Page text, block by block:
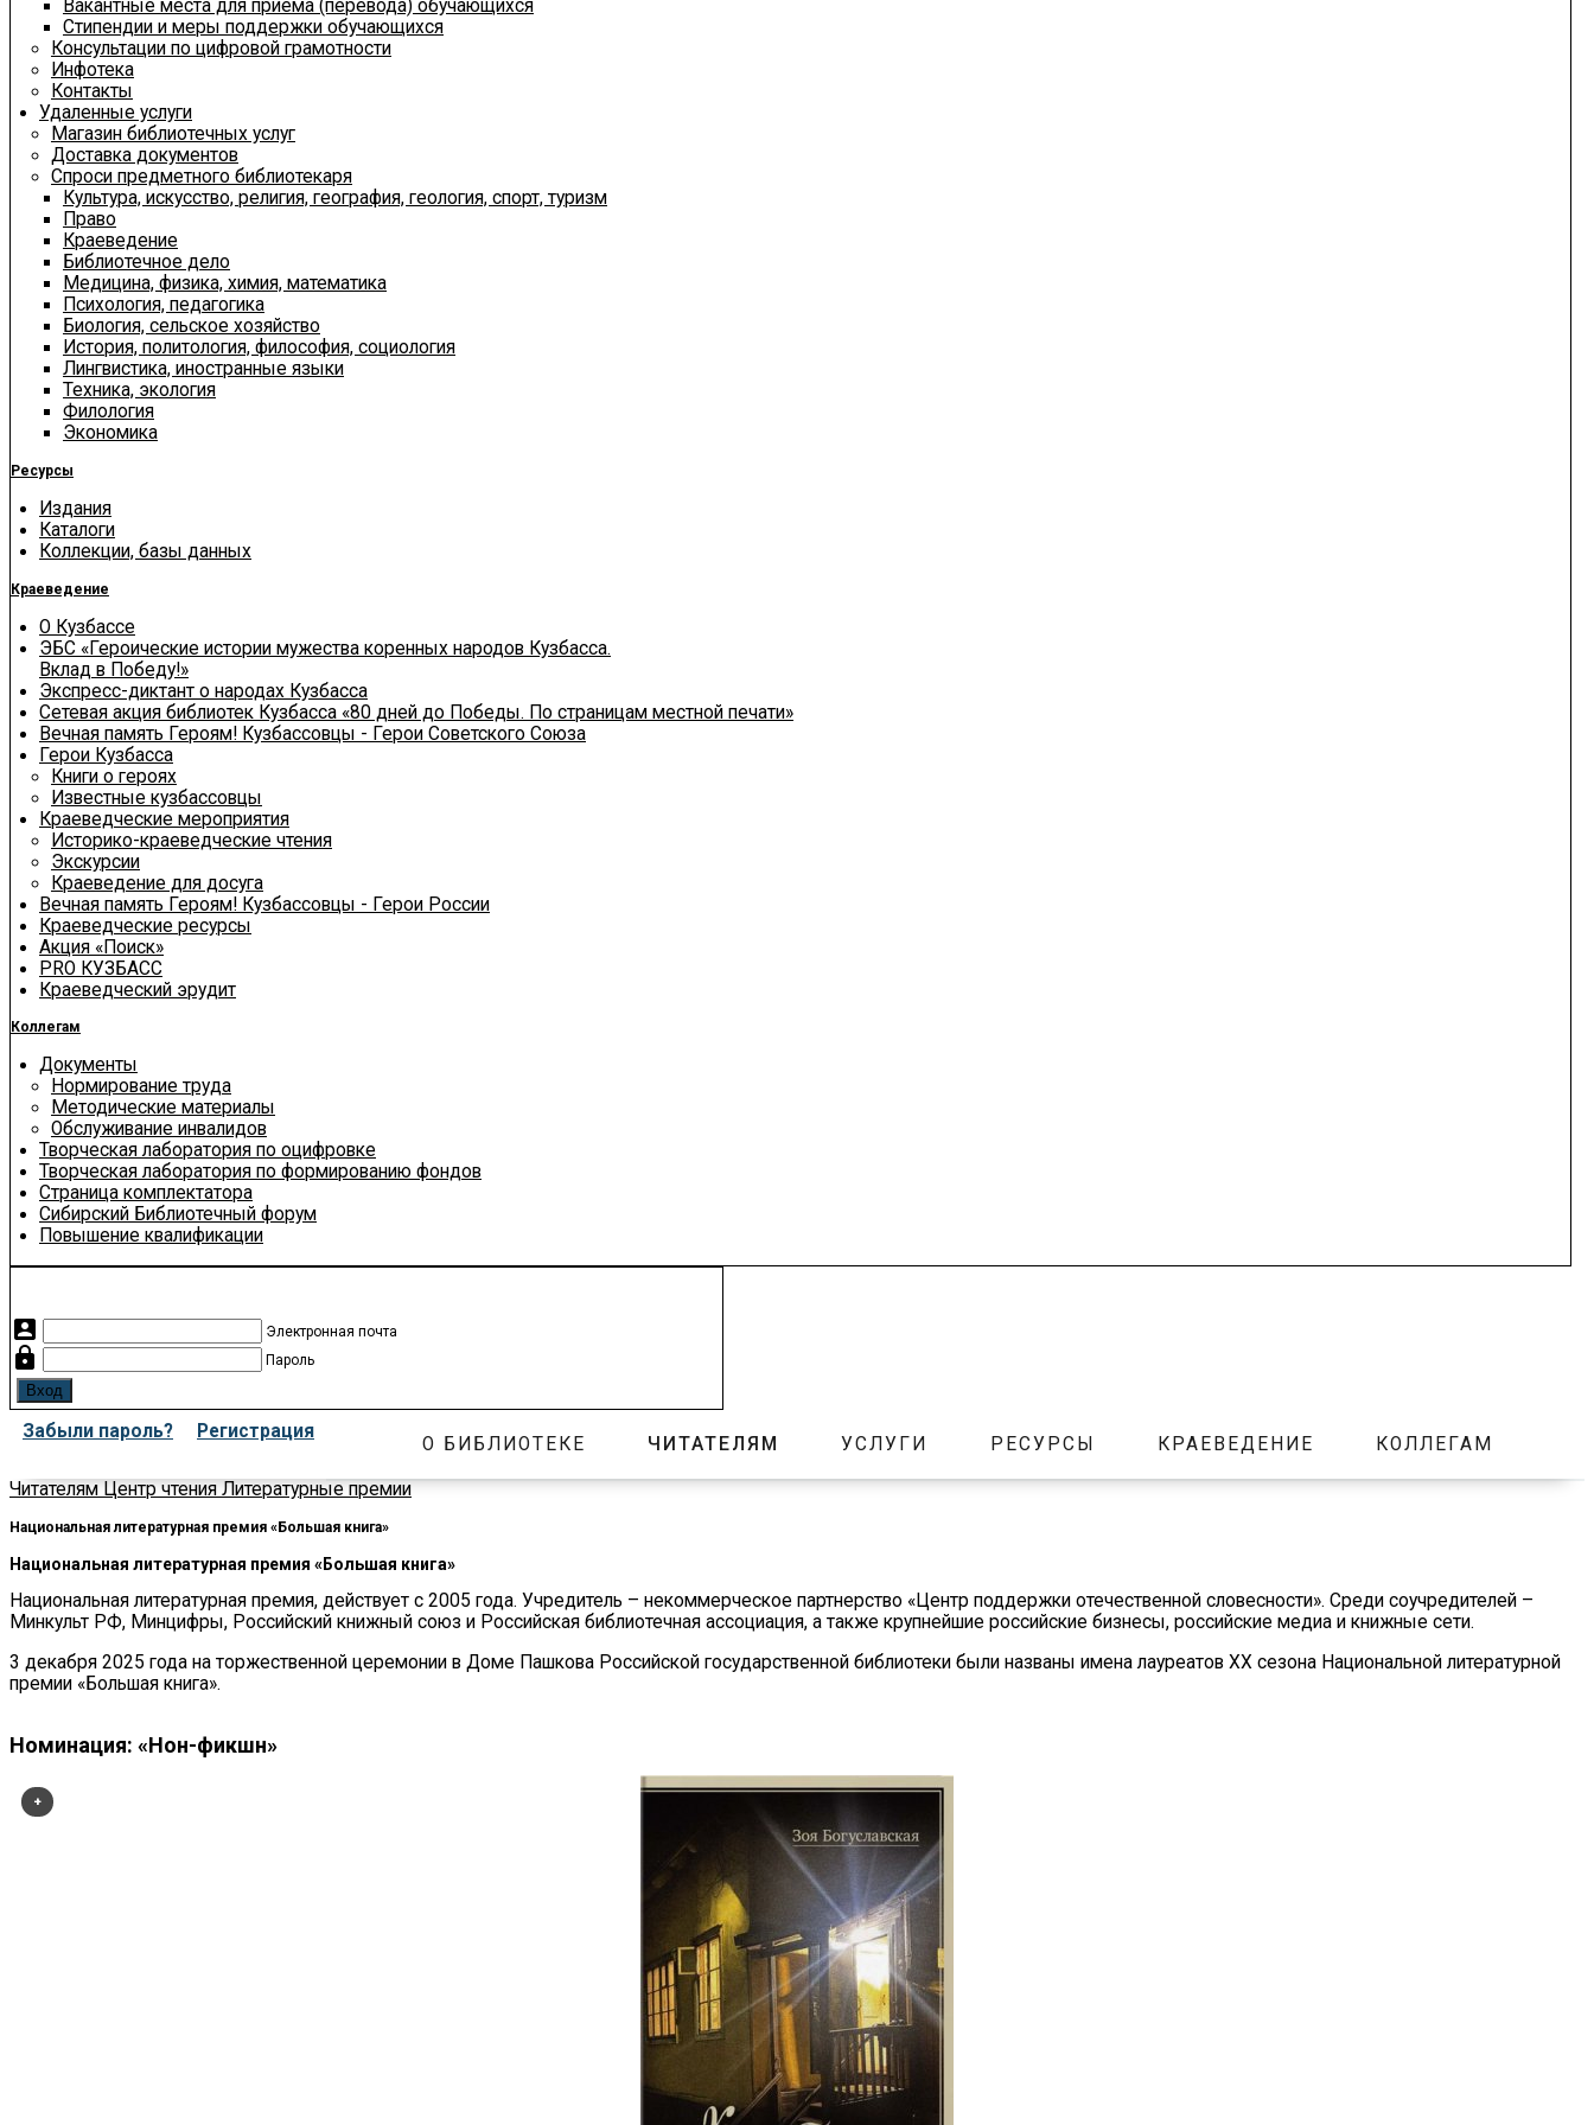
Вакантные места для приема (перевода) обучающихся
Стипендии и меры поддержки обучающихся
Консультации по цифровой грамотности
Инфотека
Контакты
Удаленные услуги
Магазин библиотечных услуг
Доставка документов
Спроси предметного библиотекаря
Культура, искусство, религия, география, геология, спорт, туризм
Право
Краеведение
Библиотечное дело
Медицина, физика, химия, математика
Психология, педагогика
Биология, сельское хозяйство
История, политология, философия, социология
Лингвистика, иностранные языки
Техника, экология
Филология
Экономика
Ресурсы
Издания
Каталоги
Коллекции, базы данных
Краеведение
О Кузбассе
ЭБС «Героические истории мужества коренных народов Кузбасса.
Вклад в Победу!»
Экспресс-диктант о народах Кузбасса
Сетевая акция библиотек Кузбасса «80 дней до Победы. По страницам местной печати»
Вечная память Героям! Кузбассовцы - Герои Советского Союза
Герои Кузбасса
Книги о героях
Известные кузбассовцы
Краеведческие мероприятия
Историко-краеведческие чтения
Экскурсии
Краеведение для досуга
Вечная память Героям! Кузбассовцы - Герои России
Краеведческие ресурсы
Акция «Поиск»
PRO КУЗБАСС
Краеведческий эрудит
Коллегам
Документы
Нормирование труда
Методические материалы
Обслуживание инвалидов
Творческая лаборатория по оцифровке
Творческая лаборатория по формированию фондов
Страница комплектатора
Сибирский Библиотечный форум
Повышение квалификации
account_box Электронная почта
lock Пароль
Забыли пароль? Регистрация
О БИБЛИОТЕКЕ ЧИТАТЕЛЯМ УСЛУГИ РЕСУРСЫ КРАЕВЕДЕНИЕ КОЛЛЕГАМ
ЧитателямЦентр чтенияЛитературные премии
Национальная литературная премия «Большая книга»
Национальная литературная премия «Большая книга»
Национальная литературная премия, действует с 2005 года. Учредитель – некоммерческое партнерство «Центр поддержки отечественной словесности». Среди соучредителей –
Минкульт РФ, Минцифры, Российский книжный союз и Российская библиотечная ассоциация, а также крупнейшие российские бизнесы, российские медиа и книжные сети.
3 декабря 2025 года на торжественной церемонии в Доме Пашкова Российской государственной библиотеки были названы имена лауреатов XX сезона Национальной литературной
премии «Большая книга».
Номинация: «Нон-фикшн»
+